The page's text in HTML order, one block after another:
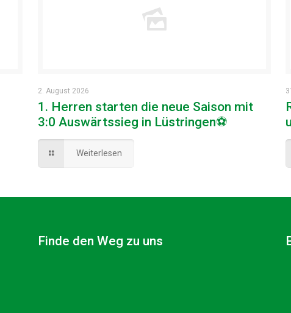
2. August 2026
1. Herren starten die neue Saison mit
3:0 Auswärtssieg in Lüstringen⚽
Weiterlesen
Finde den Weg zu uns